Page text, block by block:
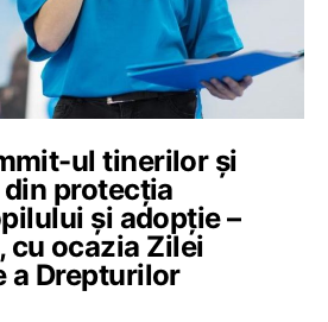
ul tinerilor și
protecția
și adopție –
cu ocazia Zilei
a Drepturilor